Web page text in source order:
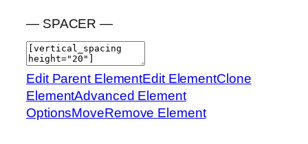
— SPACER —
Edit Parent ElementEdit ElementClone
ElementAdvanced Element
OptionsMoveRemove Element